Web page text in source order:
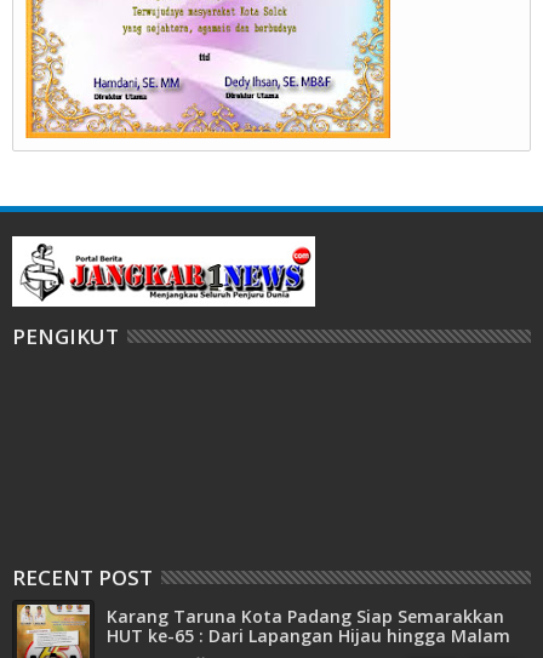
PENGIKUT
RECENT POST
Karang Taruna Kota Padang Siap Semarakkan
HUT ke-65 : Dari Lapangan Hijau hingga Malam